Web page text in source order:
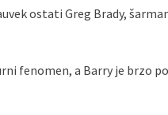
ostati Greg Brady,
fenomen, a Barry je brzo